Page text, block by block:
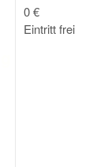
0 €
Eintritt frei